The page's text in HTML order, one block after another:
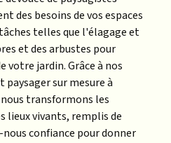
des besoins de vos espaces
telles que l'élagage et
et des arbustes pour
jardin. Grâce à nos
sur mesure à
transformons les
lieux vivants, remplis de
confiance pour donner